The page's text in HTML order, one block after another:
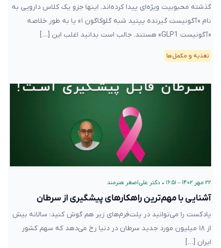
گذشته محبوبیت ویژه‌ای پیدا کرده‌اند. اینها جزو یک کلاس دارویی به
نام «آگونیست گیرنده پپتید شبه گلوکاگون ۱» یا به طور خلاصه
«آگونیست GLP1» هستند. جالب است بدانید اغلب این […]
تغذیه و مکمل‌ها
۲۲ مهر ۱۴۰۲ – ۱۶:۵۱ • دکتر علی‌اصغر هنرمند
آشنایی با مهم‌ترین راهکارهای پیشگیری از سرطان
پادکست را می‌توانید در پلت‌فرم‌های زیر هم گوش کنید: سالانه بیش
از ۱۸ میلیون مورد جدید سرطان در دنیا رخ می‌دهد که سهم کشور
ایران […]